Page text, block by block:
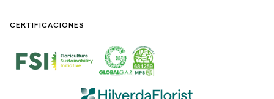
CERTIFICACIONES